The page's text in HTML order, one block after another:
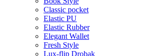
Classic pocket
Elastic PU
Elastic Rubber
Elegant Wallet
Fresh Style
Lux-flip Drobak